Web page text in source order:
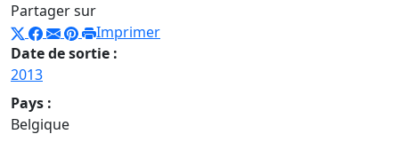
Partager sur
Imprimer
Date de sortie :
2013
Pays :
Belgique